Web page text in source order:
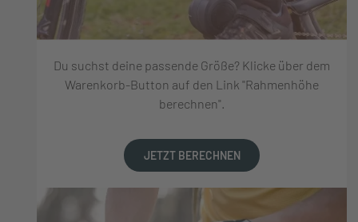
Du suchst deine passende Größe? Klicke über dem
Warenkorb-Button auf den Link "Rahmenhöhe
berechnen".
JETZT BERECHNEN